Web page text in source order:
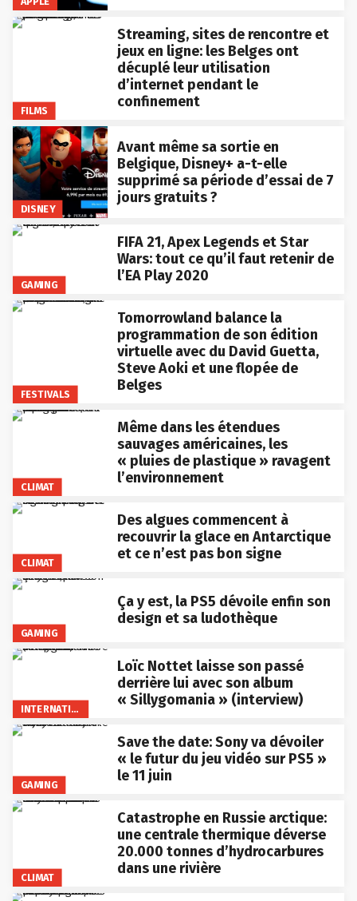
FILMS
Streaming, sites de rencontre et
jeux en ligne: les Belges ont
décuplé leur utilisation
d’internet pendant le
confinement
DISNEY
Avant même sa sortie en
Belgique, Disney+ a-t-elle
supprimé sa période d’essai de 7
jours gratuits ?
GAMING
FIFA 21, Apex Legends et Star
Wars: tout ce qu’il faut retenir de
l’EA Play 2020
FESTIVALS
Tomorrowland balance la
programmation de son édition
virtuelle avec du David Guetta,
Steve Aoki et une flopée de
Belges
CLIMAT
Même dans les étendues
sauvages américaines, les
« pluies de plastique » ravagent
l’environnement
CLIMAT
Des algues commencent à
recouvrir la glace en Antarctique
et ce n’est pas bon signe
GAMING
Ça y est, la PS5 dévoile enfin son
design et sa ludothèque
INTERNATIONAL
Loïc Nottet laisse son passé
derrière lui avec son album
« Sillygomania » (interview)
GAMING
Save the date: Sony va dévoiler
« le futur du jeu vidéo sur PS5 »
le 11 juin
CLIMAT
Catastrophe en Russie arctique:
une centrale thermique déverse
20.000 tonnes d’hydrocarbures
dans une rivière